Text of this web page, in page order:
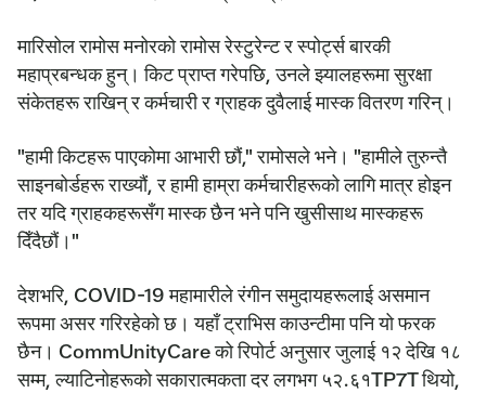
मारिसोल रामोस मनोरको रामोस रेस्टुरेन्ट र स्पोर्ट्स बारकी
महाप्रबन्धक हुन्। किट प्राप्त गरेपछि, उनले झ्यालहरूमा सुरक्षा
संकेतहरू राखिन् र कर्मचारी र ग्राहक दुवैलाई मास्क वितरण गरिन्।
"हामी किटहरू पाएकोमा आभारी छौं," रामोसले भने। "हामीले तुरुन्तै
साइनबोर्डहरू राख्यौं, र हामी हाम्रा कर्मचारीहरूको लागि मात्र होइन
तर यदि ग्राहकहरूसँग मास्क छैन भने पनि खुसीसाथ मास्कहरू
दिँदैछौं।"
देशभरि, COVID-19 महामारीले रंगीन समुदायहरूलाई असमान
रूपमा असर गरिरहेको छ। यहाँ ट्राभिस काउन्टीमा पनि यो फरक
छैन। CommUnityCare को रिपोर्ट अनुसार जुलाई १२ देखि १८
सम्म, ल्याटिनोहरूको सकारात्मकता दर लगभग ५२.६१TP7T थियो,